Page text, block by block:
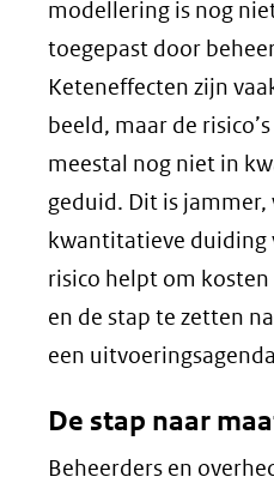
modellering is nog
toegepast door
Keteneffecten zijn
beeld, maar de
meestal nog niet in
geduid. Dit is jammer,
kwantitatieve duiding
risico helpt om
en de stap te zetten
een
De stap naar
Beheerders en